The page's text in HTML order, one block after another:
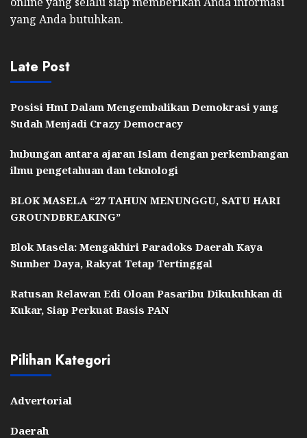
yang Anda butuhkan.
Late Post
Posisi HmI Dalam Mengembalikan Demokrasi yang
Sudah Menjadi Crazy Democracy
hubungan antara ajaran Islam dengan perkembangan
ilmu pengetahuan dan teknologi
BLOK MASELA “27 TAHUN MENUNGGU, SATU HARI
GROUNDBREAKING”
Blok Masela: Mengakhiri Paradoks Daerah Kaya
Sumber Daya, Rakyat Tetap Tertinggal
Ratusan Relawan Edi Oloan Pasaribu Dikukuhkan di
Kukar, Siap Perkuat Basis PAN
Pilihan Kategori
Advertorial
Daerah